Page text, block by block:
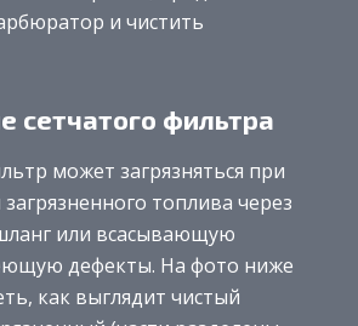
и чистить
сетчатого фильтра
может загрязняться при
топлива через
или всасывающую
дефекты. На фото ниже
как выглядит чистый